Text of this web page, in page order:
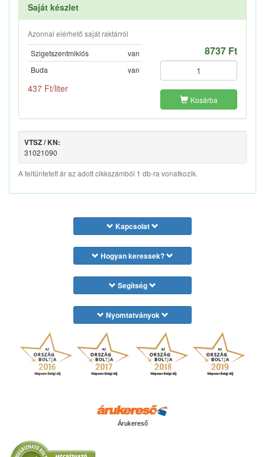
Saját készlet
Azonnal elérhető saját raktárról
Szigetszentmiklós
van
Buda
van
437 Ft/liter
8737 Ft
Kosárba
VTSZ / KN:
31021090
A feltüntetett ár az adott cikkszámból 1 db-ra vonatkozik.
Kapcsolat
Hogyan keressek?
Segítség
Nyomtatványok
Árukereső